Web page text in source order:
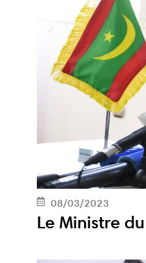
08/03/2023
Le Ministre